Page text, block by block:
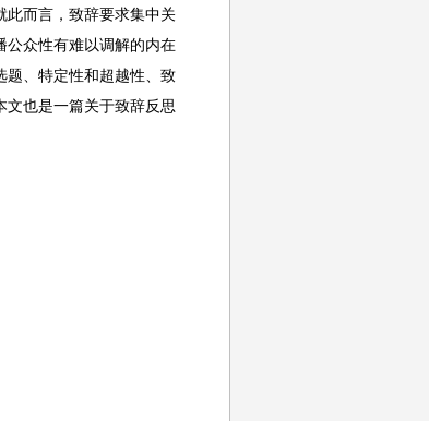
此而言，致辞要求集中关
公众性有难以调解的内在
题、特定性和超越性、致
文也是一篇关于致辞反思